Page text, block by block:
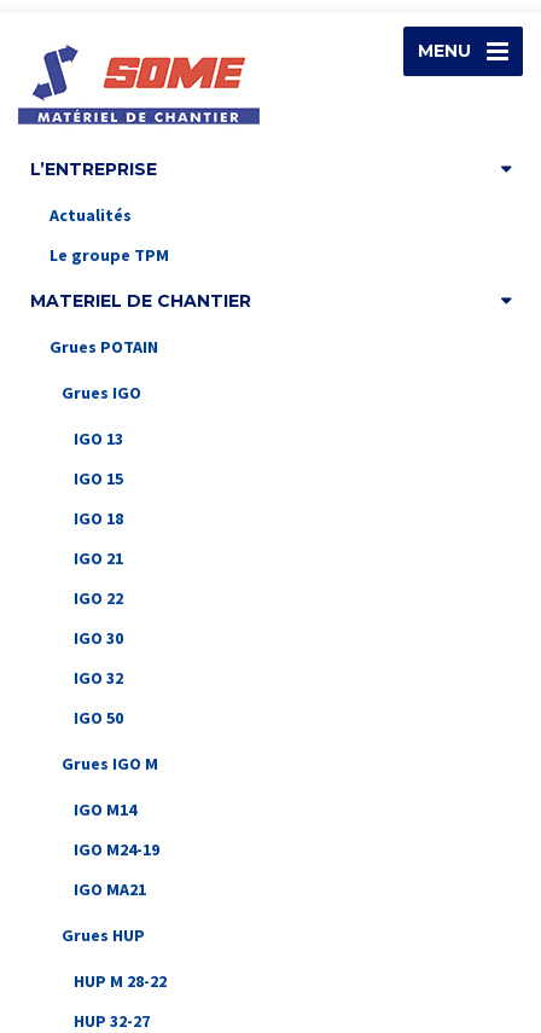
MENU
L’ENTREPRISE
Actualités
Le groupe TPM
MATERIEL DE CHANTIER
Grues POTAIN
Grues IGO
IGO 13
IGO 15
IGO 18
IGO 21
IGO 22
IGO 30
IGO 32
IGO 50
Grues IGO M
IGO M14
IGO M24-19
IGO MA21
Grues HUP
HUP M 28-22
HUP 32-27